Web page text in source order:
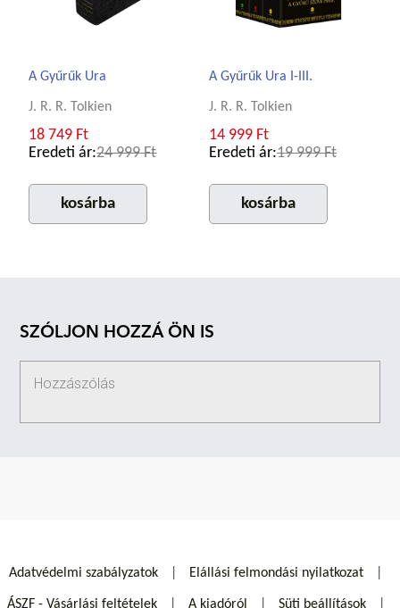
A Gyűrűk Ura
J. R. R. Tolkien
18 749 Ft
Eredeti ár:24 999 Ft
kosárba
A Gyűrűk Ura I-III.
J. R. R. Tolkien
14 999 Ft
Eredeti ár:19 999 Ft
kosárba
SZÓLJON HOZZÁ ÖN IS
Adatvédelmi szabályzatok Elállási felmondási nyilatkozat
ÁSZF - Vásárlási feltételek A kiadóról Süti beállítások